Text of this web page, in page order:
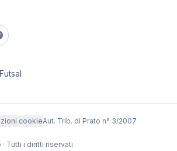
cookieAut. Trib. di Prato n° 3/2007
Tutti i diritti riservati